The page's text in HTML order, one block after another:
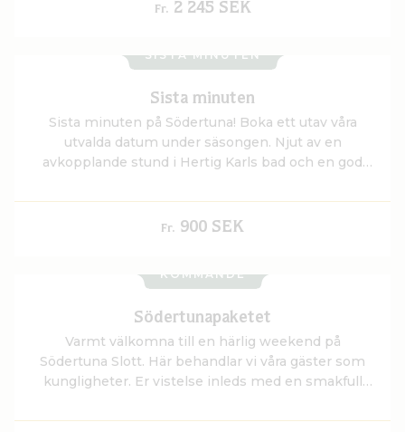
Fr. 2 245 SEK
SISTA MINUTEN
Sista minuten
Sista minuten på Södertuna! Boka ett utav våra
utvalda datum under säsongen. Njut av en
avkopplande stund i Hertig Karls bad och en god
utvilade upp till slottets generösa frukostbuffé.
Fr. 900 SEK
KOMMANDE
Södertunapaketet
Varmt välkomna till en härlig weekend på
Södertuna Slott. Här behandlar vi våra gäster som
kungligheter. Er vistelse inleds med en smakfull
historiska salonger.